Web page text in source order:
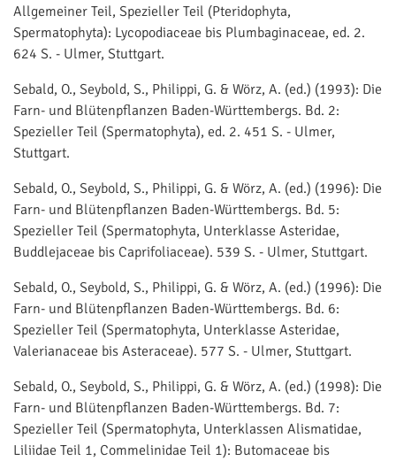
Allgemeiner Teil, Spezieller Teil (Pteridophyta,
Spermatophyta): Lycopodiaceae bis Plumbaginaceae, ed. 2.
624 S. - Ulmer, Stuttgart.
Sebald, O., Seybold, S., Philippi, G. & Wörz, A. (ed.) (1993): Die
Farn- und Blütenpflanzen Baden-Württembergs. Bd. 2:
Spezieller Teil (Spermatophyta), ed. 2. 451 S. - Ulmer,
Stuttgart.
Sebald, O., Seybold, S., Philippi, G. & Wörz, A. (ed.) (1996): Die
Farn- und Blütenpflanzen Baden-Württembergs. Bd. 5:
Spezieller Teil (Spermatophyta, Unterklasse Asteridae,
Buddlejaceae bis Caprifoliaceae). 539 S. - Ulmer, Stuttgart.
Sebald, O., Seybold, S., Philippi, G. & Wörz, A. (ed.) (1996): Die
Farn- und Blütenpflanzen Baden-Württembergs. Bd. 6:
Spezieller Teil (Spermatophyta, Unterklasse Asteridae,
Valerianaceae bis Asteraceae). 577 S. - Ulmer, Stuttgart.
Sebald, O., Seybold, S., Philippi, G. & Wörz, A. (ed.) (1998): Die
Farn- und Blütenpflanzen Baden-Württembergs. Bd. 7:
Spezieller Teil (Spermatophyta, Unterklassen Alismatidae,
Liliidae Teil 1, Commelinidae Teil 1): Butomaceae bis